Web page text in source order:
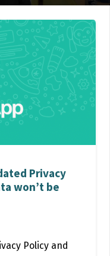
Privacy
won’t be
Policy and